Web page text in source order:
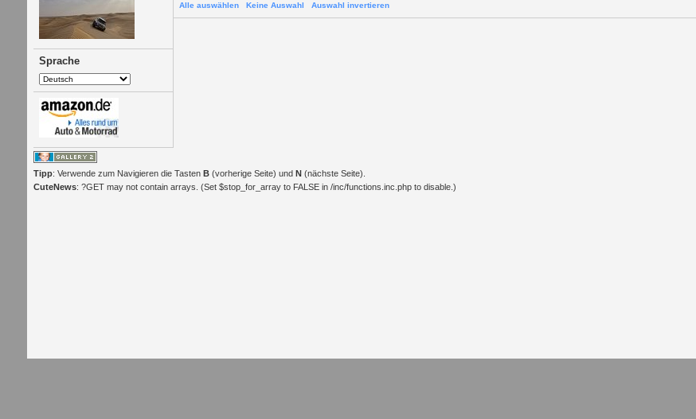
Sprache
Alle auswählen
Keine Auswahl Auswahl invertieren
Tipp: Verwende zum Navigieren die Tasten B(vorherige Seite) und N(nächste Seite).
CuteNews: ?GET may not contain arrays. (Set $stop_for_array to FALSE in /inc/functions.inc.php to disable.)